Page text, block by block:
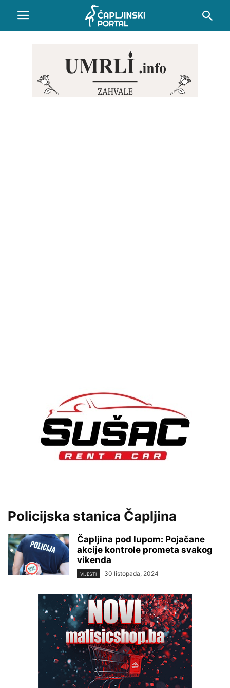
Policijska stanica Čapljina
Čapljina pod lupom: Pojačane
akcije kontrole prometa svakog
vikenda
VIJESTI 30 listopada, 2024